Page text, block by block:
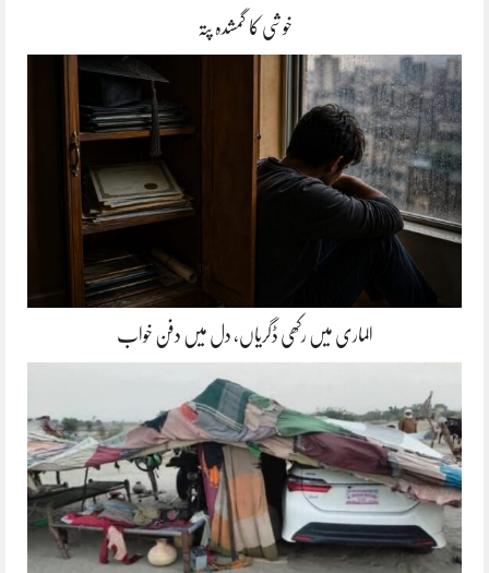
خوشی کا گمشدہ پتہ
الماری میں رکھی ڈگریاں، دل میں دفن خواب